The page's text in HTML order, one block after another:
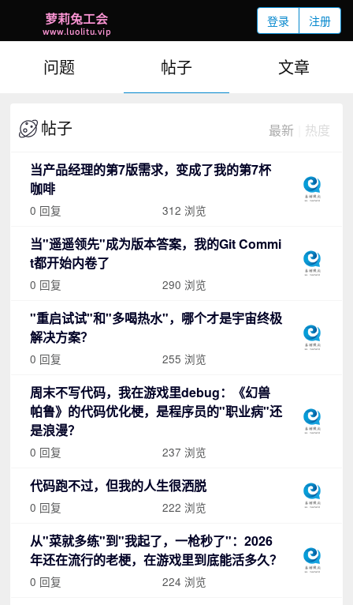
登录 注册
问题 帖子 文章
帖子 最新 热度
当产品经理的第7版需求，变成了我的第7杯
咖啡
0 回复 312 浏览
当"遥遥领先"成为版本答案，我的Git Commi
t都开始内卷了
0 回复 290 浏览
"重启试试"和"多喝热水"，哪个才是宇宙终极
解决方案？
0 回复 255 浏览
周末不写代码，我在游戏里debug：《幻兽
帕鲁》的代码优化梗，是程序员的"职业病"还
是浪漫？
0 回复 237 浏览
代码跑不过，但我的人生很洒脱
0 回复 222 浏览
从"菜就多练"到"我起了，一枪秒了"：2026
年还在流行的老梗，在游戏里到底能活多久？
0 回复 224 浏览